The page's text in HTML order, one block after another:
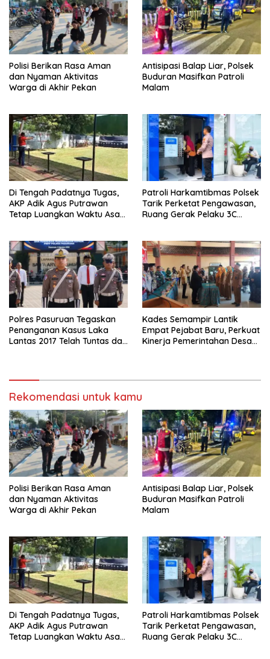
Polisi Berikan Rasa Aman
dan Nyaman Aktivitas
Warga di Akhir Pekan
Antisipasi Balap Liar, Polsek
Buduran Masifkan Patroli
Malam
Di Tengah Padatnya Tugas,
AKP Adik Agus Putrawan
Tetap Luangkan Waktu Asah
Patroli Harkamtibmas Polsek
Tarik Perketat Pengawasan,
Ruang Gerak Pelaku 3C
Polres Pasuruan Tegaskan
Penanganan Kasus Laka
Lantas 2017 Telah Tuntas dan
Kades Semampir Lantik
Empat Pejabat Baru, Perkuat
Kinerja Pemerintahan Desa
Rekomendasi untuk kamu
Polisi Berikan Rasa Aman
dan Nyaman Aktivitas
Warga di Akhir Pekan
Antisipasi Balap Liar, Polsek
Buduran Masifkan Patroli
Malam
Di Tengah Padatnya Tugas,
AKP Adik Agus Putrawan
Tetap Luangkan Waktu Asah
Patroli Harkamtibmas Polsek
Tarik Perketat Pengawasan,
Ruang Gerak Pelaku 3C